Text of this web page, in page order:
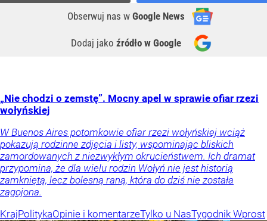
Obserwuj nas w Google News
Dodaj jako źródło w Google
„Nie chodzi o zemstę”. Mocny apel w sprawie ofiar rzezi
wołyńskiej
W Buenos Aires potomkowie ofiar rzezi wołyńskiej wciąż
pokazują rodzinne zdjęcia i listy, wspominając bliskich
zamordowanych z niezwykłym okrucieństwem. Ich dramat
przypomina, że dla wielu rodzin Wołyń nie jest historią
zamkniętą, lecz bolesną raną, która do dziś nie została
zagojona.
KrajPolitykaOpinie i komentarzeTylko u NasTygodnik Wprost